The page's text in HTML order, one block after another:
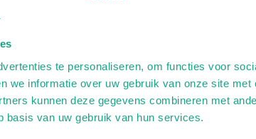
te personaliseren, om functies voor
we informatie over uw gebruik van onze site
kunnen deze gegevens combineren met
basis van uw gebruik van hun services.